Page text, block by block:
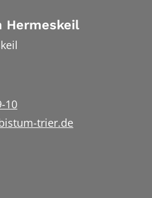
Hermeskeil
10
trier.de